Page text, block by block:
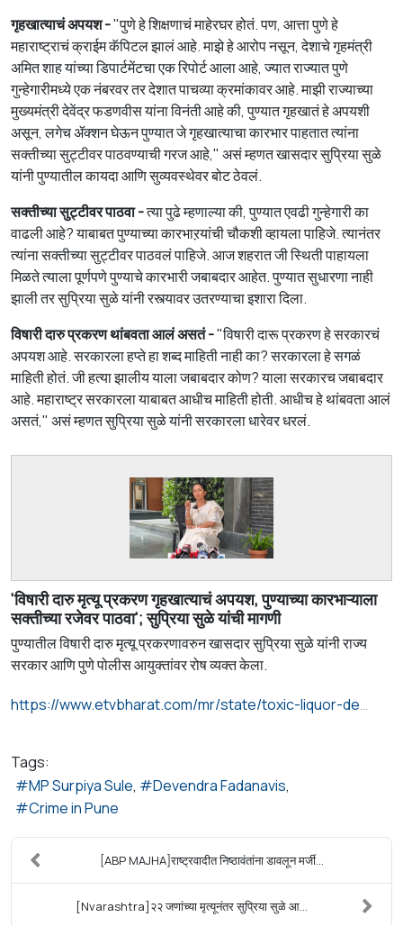
गृहखात्याचं अपयश -"पुणे हे शिक्षणाचं माहेरघर होतं. पण, आत्ता पुणे हे
महाराष्ट्राचं क्राईम कॅपिटल झालं आहे. माझे हे आरोप नसून, देशाचे गृहमंत्री
अमित शाह यांच्या डिपार्टमेंटचा एक रिपोर्ट आला आहे, ज्यात राज्यात पुणे
गुन्हेगारीमध्ये एक नंबरवर तर देशात पाचव्या क्रमांकावर आहे. माझी राज्याच्या
मुख्यमंत्री देवेंद्र फडणवीस यांना विनंती आहे की, पुण्यात गृहखातं हे अपयशी
असून, लगेच ॲक्शन घेऊन पुण्यात जे गृहखात्याचा कारभार पाहतात त्यांना
सक्तीच्या सुट्टीवर पाठवण्याची गरज आहे," असं म्हणत खासदार सुप्रिया सुळे
यांनी पुण्यातील कायदा आणि सुव्यवस्थेवर बोट ठेवलं.
सक्तीच्या सुट्टीवर पाठवा -त्या पुढे म्हणाल्या की, पुण्यात एवढी गुन्हेगारी का
वाढली आहे? याबाबत पुण्याच्या कारभाऱयांची चौकशी व्हायला पाहिजे. त्यानंतर
त्यांना सक्तीच्या सुट्टीवर पाठवलं पाहिजे. आज शहरात जी स्थिती पाहायला
मिळते त्याला पूर्णपणे पुण्याचे कारभारी जबाबदार आहेत. पुण्यात सुधारणा नाही
झाली तर सुप्रिया सुळे यांनी रस्त्यावर उतरण्याचा इशारा दिला.
विषारी दारु प्रकरण थांबवता आलं असतं -"विषारी दारू प्रकरण हे सरकारचं
अपयश आहे. सरकारला हप्ते हा शब्द माहिती नाही का? सरकारला हे सगळं
माहिती होतं. जी हत्या झालीय याला जबाबदार कोण? याला सरकारच जबाबदार
आहे. महाराष्ट्र सरकारला याबाबत आधीच माहिती होती. आधीच हे थांबवता आलं
असतं," असं म्हणत सुप्रिया सुळे यांनी सरकारला धारेवर धरलं.
'विषारी दारु मृत्यू प्रकरण गृहखात्याचं अपयश, पुण्याच्या कारभाऱ्याला
सक्तीच्या रजेवर पाठवा'; सुप्रिया सुळे यांची मागणी
पुण्यातील विषारी दारु मृत्यू प्रकरणावरुन खासदार सुप्रिया सुळे यांनी राज्य
सरकार आणि पुणे पोलीस आयुक्तांवर रोष व्यक्त केला.
https://www.etvbharat.com/mr/state/toxic-liquor-death-case-mp-supriya-sule-slams-state-government-pune-police-commissioner-in-pune-mhs26053004386
Tags:
MP Surpiya Sule
Devendra Fadanavis
Crime in Pune
[ABP MAJHA]राष्ट्रवादीत निष्ठावंतांना डावलून मर्जी...
[Nvarashtra]२२ जणांच्या मृत्यूनंतर सुप्रिया सुळे आ...